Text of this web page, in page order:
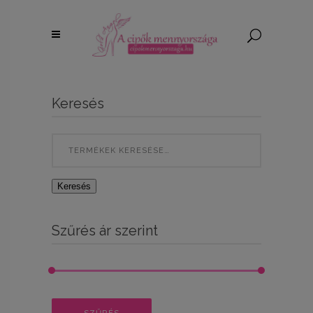
Keresés
Keresés
Szűrés ár szerint